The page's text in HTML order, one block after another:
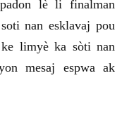
lè li finalman
nan esklavaj pou
limyè ka sòti nan
mesaj espwa ak